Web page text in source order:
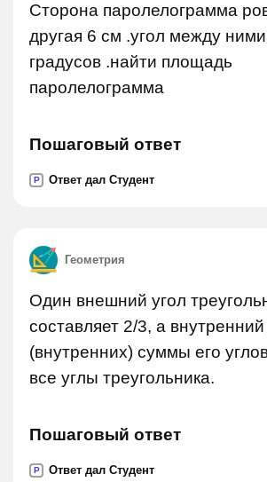
Сторона паролелограмма
другая 6 см .угол между
градусов .найти площадь
паролелограмма
Пошаговый ответ
P Ответ дал Студент
Геометрия
Один внешний угол
составляет 2/3, а внутренний
(внутренних) суммы его
все углы треугольника.
Пошаговый ответ
P Ответ дал Студент